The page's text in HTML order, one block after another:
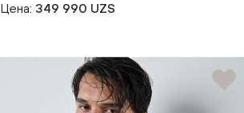
Цена: 349 990 UZS